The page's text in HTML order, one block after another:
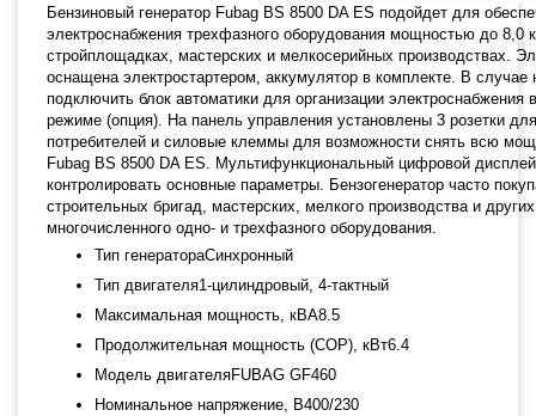
Бензиновый генератор Fubag BS 8500 DA ES подойдет для
электроснабжения трехфазного оборудования мощностью до 8,0
стройплощадках, мастерских и мелкосерийных производствах.
оснащена электростартером, аккумулятор в комплекте. В
подключить блок автоматики для организации электроснабжения
режиме (опция). На панель управления установлены 3 розетки
потребителей и силовые клеммы для возможности снять всю
Fubag BS 8500 DA ES. Мультифункциональный цифровой
контролировать основные параметры. Бензогенератор часто
строительных бригад, мастерских, мелкого производства и
многочисленного одно- и трехфазного оборудования.
Тип генератораСинхронный
Тип двигателя1-цилиндровый, 4-тактный
Максимальная мощность, кВА8.5
Продолжительная мощность (COP), кВт6.4
Модель двигателяFUBAG GF460
Номинальное напряжение, В400/230